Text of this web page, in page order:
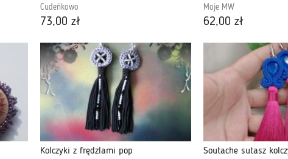
Cudeńkowo
73,00 zł
Moje MW
62,00 zł
Kolczyki z frędzlami pop